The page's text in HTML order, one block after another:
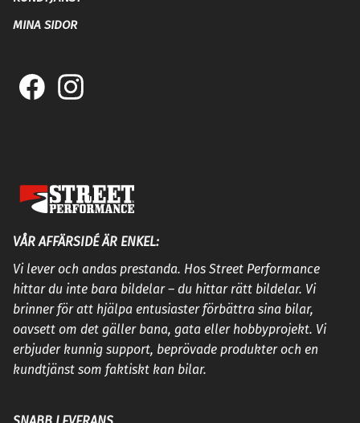
MINA SIDOR
VÅR AFFÄRSIDÉ ÄR ENKEL:
Vi lever och andas prestanda. Hos Street Performance
hittar du inte bara bildelar – du hittar rätt bildelar. Vi
brinner för att hjälpa entusiaster förbättra sina bilar,
oavsett om det gäller bana, gata eller hobbyprojekt. Vi
erbjuder kunnig support, beprövade produkter och en
kundtjänst som faktiskt kan bilar.